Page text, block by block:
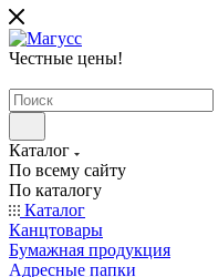
Честные цены!
Каталог
По всему сайту
По каталогу
Каталог
Канцтовары
Бумажная продукция
Адресные папки